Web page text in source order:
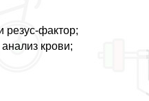
резус-фактор;
крови;